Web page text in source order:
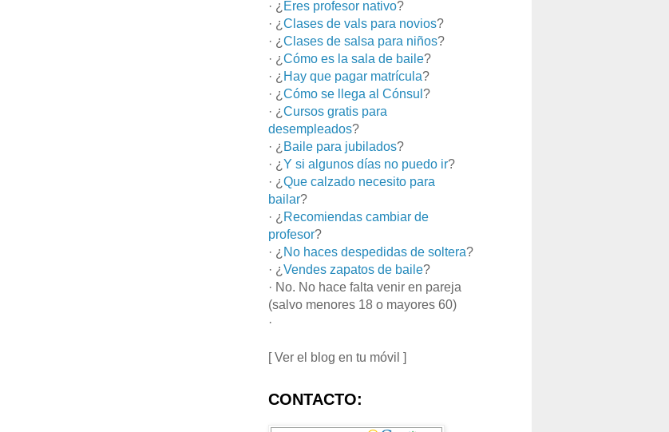
· ¿ Eres profesor nativo?
· ¿ Clases de vals para novios?
· ¿ Clases de salsa para niños?
· ¿ Cómo es la sala de baile?
· ¿ Hay que pagar matrícula?
· ¿ Cómo se llega al Cónsul ?
· ¿ Cursos gratis para
desempleados?
· ¿ Baile para jubilados?
· ¿ Y si algunos días no puedo ir?
· ¿ Que calzado necesito para
bailar?
· ¿ Recomiendas cambiar de
profesor?
· ¿ No haces despedidas de soltera?
· ¿ Vendes zapatos de baile?
· No. No hace falta venir en pareja
(salvo menores 18 o mayores 60)
·
[ Ver el blog en tu móvil ]
CONTACTO: